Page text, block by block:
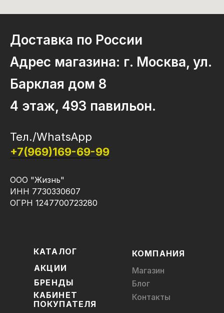
Доставка по России
Адрес магазина: г. Москва, ул.
Барклая дом 8
4 этаж, 493 павильон.
Тел./WhatsApp
+7(969)169-69-99
ООО "Жизнь"
ИНН 7730330607
ОГРН 1247700723280
КАТАЛОГ
КАБИНЕТ
ПОКУПАТЕЛЯ
БРЕНДЫ
АКЦИИ
Магазин
Блог
Контакты
КОМПАНИЯ